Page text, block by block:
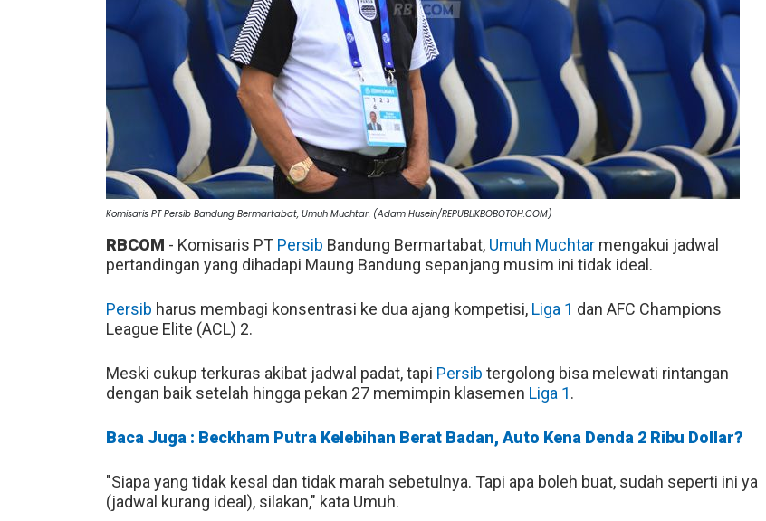
Komisaris PT Persib Bandung Bermartabat, Umuh Muchtar. (Adam Husein/REPUBLIKBOBOTOH.COM)
RBCOM - Komisaris PT Persib Bandung Bermartabat, Umuh Muchtar mengakui jadwal
pertandingan yang dihadapi Maung Bandung sepanjang musim ini tidak ideal.
Persib harus membagi konsentrasi ke dua ajang kompetisi, Liga 1 dan AFC Champions
League Elite (ACL) 2.
Meski cukup terkuras akibat jadwal padat, tapi Persib tergolong bisa melewati rintangan
dengan baik setelah hingga pekan 27 memimpin klasemen Liga 1.
Baca Juga : Beckham Putra Kelebihan Berat Badan, Auto Kena Denda 2 Ribu Dollar?
"Siapa yang tidak kesal dan tidak marah sebetulnya. Tapi apa boleh buat, sudah seperti ini ya
(jadwal kurang ideal), silakan," kata Umuh.